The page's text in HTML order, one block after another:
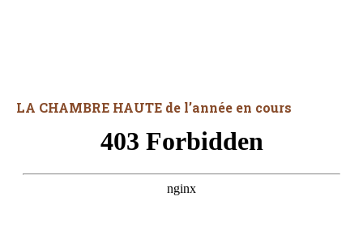
LA CHAMBRE HAUTE de l’année en cours